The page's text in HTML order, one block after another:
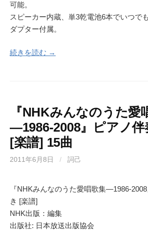
可能。
スピーカー内蔵、単3乾電池6本でいつで
ダプター付属。
続きを読む →
『NHKみんなのうた愛
―1986‐2008』ピアノ伴
[楽譜] 15曲
2011年6月8日 / 詞己
『NHKみんなのうた愛唱歌集
き [楽譜]
NHK出版：編集
出版社: 日本放送出版協会